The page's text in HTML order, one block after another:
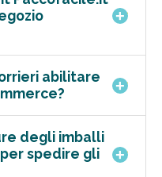
abilitare
degli imballi
spedire gli